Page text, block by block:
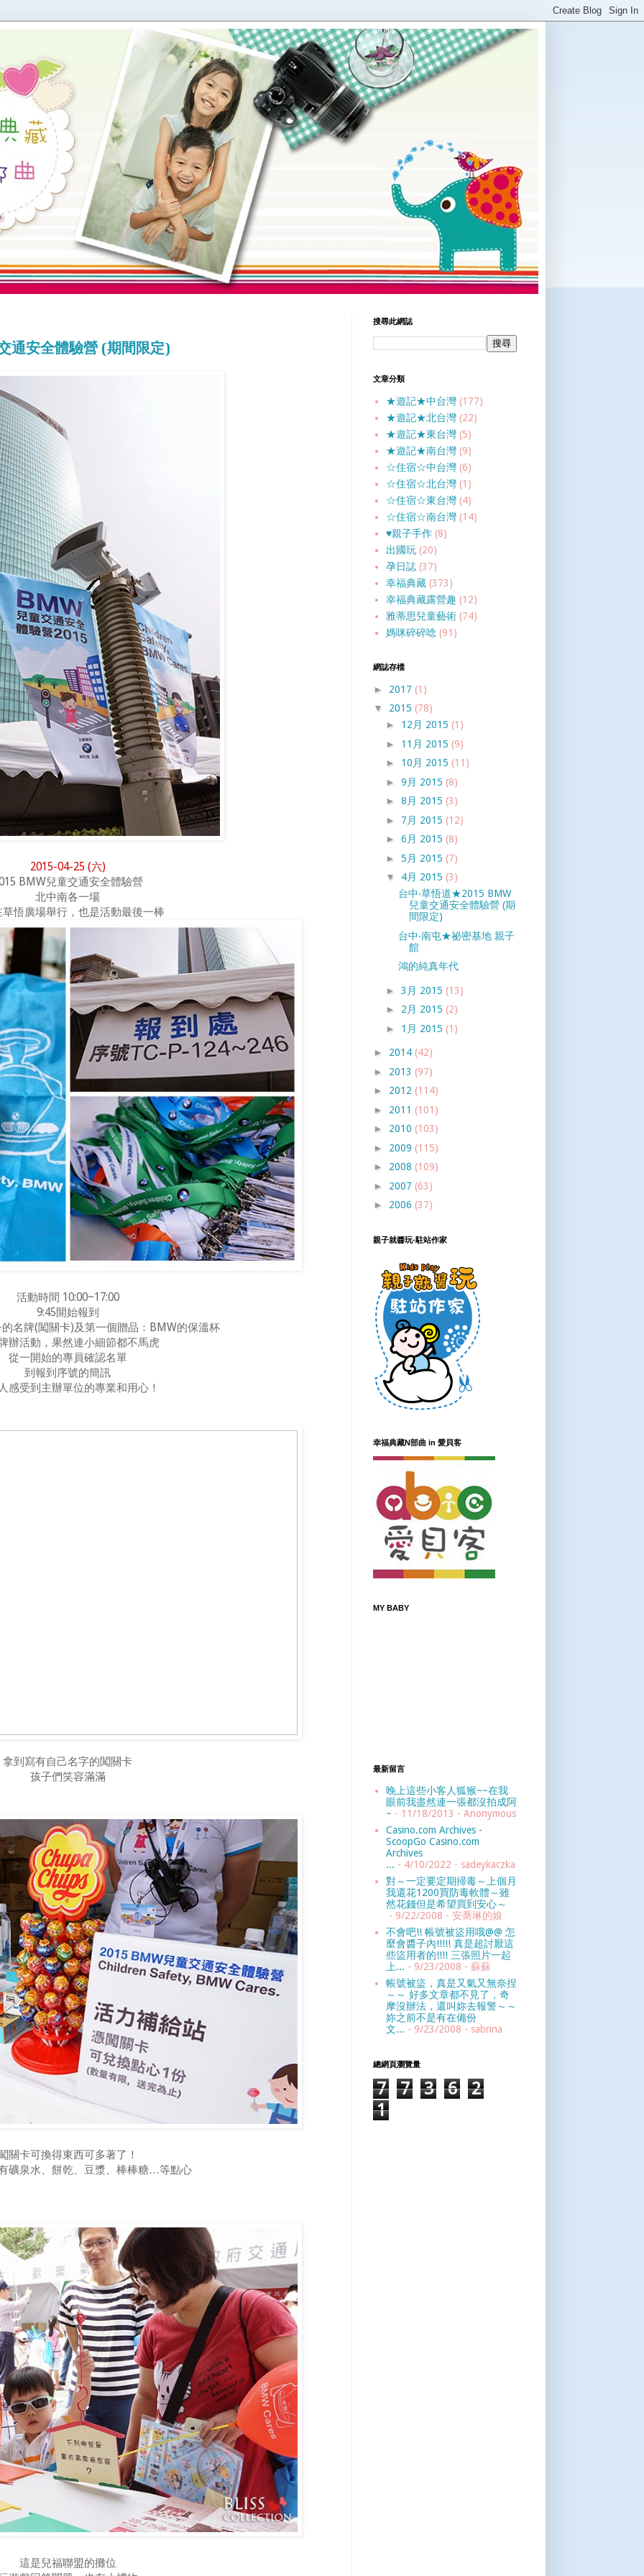
通安全體驗營 (期間限定)
2015-04-25 (六)
BMW兒童交通安全體驗營
北中南各一場
草悟廣場舉行，也是活動最後一棒
活動時間 10:00~17:00
9:45開始報到
名牌(闖關卡)及第一個贈品：BMW的保溫杯
辦活動，果然連小細節都不馬虎
從一開始的專員確認名單
到報到序號的簡訊
感受到主辦單位的專業和用心！
拿到寫有自己名字的闖關卡
孩子們笑容滿滿
關卡可換得東西可多著了！
礦泉水、餅乾、豆漿、棒棒糖…等點心
這是兒福聯盟的攤位
搜尋此網誌
文章分類
★遊記★中台灣 (177)
★遊記★北台灣 (22)
★遊記★東台灣 (5)
★遊記★南台灣 (9)
☆住宿☆中台灣 (6)
☆住宿☆北台灣 (1)
☆住宿☆東台灣 (4)
☆住宿☆南台灣 (14)
♥親子手作 (8)
出國玩 (20)
孕日誌 (37)
幸福典藏 (373)
幸福典藏露營趣 (12)
雅蒂思兒童藝術 (74)
媽咪碎碎唸 (91)
網誌存檔
► 2017 (1)
▼ 2015 (78)
► 12月 2015 (1)
► 11月 2015 (9)
► 10月 2015 (11)
► 9月 2015 (8)
► 8月 2015 (3)
► 7月 2015 (12)
► 6月 2015 (8)
► 5月 2015 (7)
▼ 4月 2015 (3)
台中‧草悟道★2015 BMW
兒童交通安全體驗營 (期
間限定)
台中‧南屯★祕密基地 親子
館
鴻的純真年代
► 3月 2015 (13)
► 2月 2015 (2)
► 1月 2015 (1)
► 2014 (42)
► 2013 (97)
► 2012 (114)
► 2011 (101)
► 2010 (103)
► 2009 (115)
► 2008 (109)
► 2007 (63)
► 2006 (37)
親子就醬玩-駐站作家
幸福典藏N部曲 in 愛貝客
MY BABY
最新留言
晚上這些小客人狐猴~~在我
眼前我盡然連一張都沒拍成阿
~ - 11/18/2013 - Anonymous
Casino.com Archives -
ScoopGo Casino.com
Archives
... - 4/10/2022 - sadeykaczka
對～一定要定期掃毒～上個月
我還花1200買防毒軟體～雖
然花錢但是希望買到安心～
- 9/22/2008 - 安喬琳的娘
不會吧!! 帳號被盜用哦@@ 怎
麼會醬子內!!!!! 真是超討厭這
些盜用者的!!!! 三張照片一起
上... - 9/23/2008 - 蘇蘇
帳號被盜，真是又氣又無奈捏
～～ 好多文章都不見了，奇
摩沒辦法，還叫妳去報警～～
妳之前不是有在備份
文... - 9/23/2008 - sabrina
總網頁瀏覽量
7 7 3 6
2
1